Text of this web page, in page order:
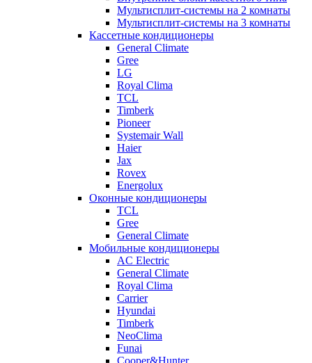
Мультисплит-системы на 2 комнаты
Мультисплит-системы на 3 комнаты
Кассетные кондиционеры
General Climate
Gree
LG
Royal Clima
TCL
Timberk
Pioneer
Systemair Wall
Haier
Jax
Rovex
Energolux
Оконные кондиционеры
TCL
Gree
General Climate
Мобильные кондиционеры
AC Electric
General Climate
Royal Clima
Carrier
Hyundai
Timberk
NeoClima
Funai
Cooper&Hunter